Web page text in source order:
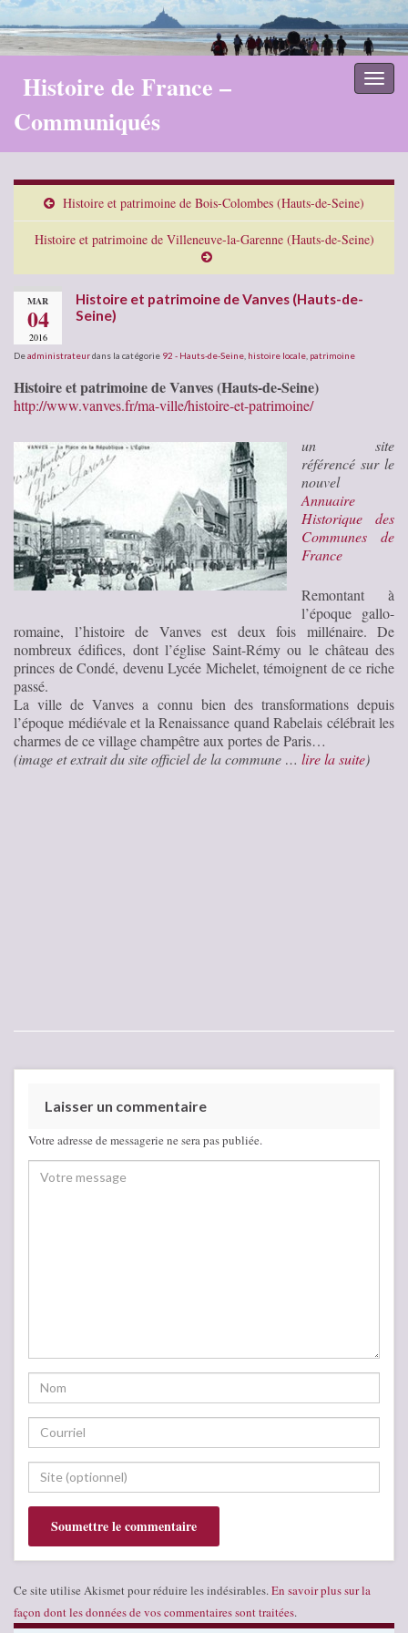
Histoire de France –
Communiqués
Histoire et patrimoine de Bois-Colombes (Hauts-de-Seine)
Histoire et patrimoine de Villeneuve-la-Garenne (Hauts-de-Seine)
MAR
04
2016
Histoire et patrimoine de Vanves (Hauts-de-
Seine)
Deadministrateurdans la catégorie 92 - Hauts-de-Seine histoire locale patrimoine
Histoire et patrimoine de Vanves (Hauts-de-Seine)
http://www.vanves.fr/ma-ville/histoire-et-patrimoine/
un site
référencé sur le
nouvel
Annuaire
Historique des
Communes de
France
Remontant à
l’époque gallo-
romaine, l’histoire de Vanves est deux fois millénaire. De
nombreux édifices, dont l’église Saint-Rémy ou le château des
princes de Condé, devenu Lycée Michelet, témoignent de ce riche
passé.
La ville de Vanves a connu bien des transformations depuis
l’époque médiévale et la Renaissance quand Rabelais célébrait les
charmes de ce village champêtre aux portes de Paris…
(image et extrait du site officiel de la commune … lire la suite)
Laisser un commentaire
Votre adresse de messagerie ne sera pas publiée.
Ce site utilise Akismet pour réduire les indésirables. En savoir plus sur la
façon dont les données de vos commentaires sont traitées.